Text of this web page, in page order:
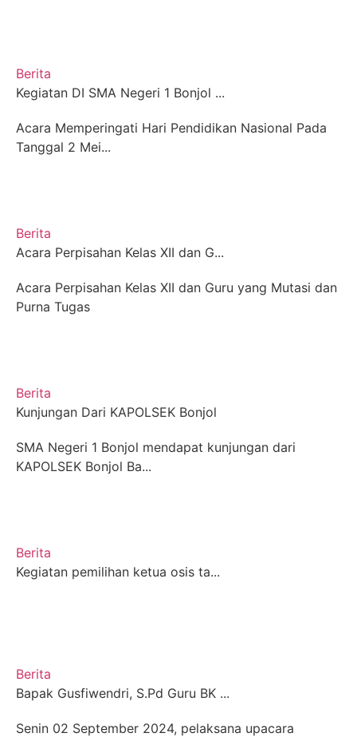
Berita
Kegiatan DI SMA Negeri 1 Bonjol ...
Acara Memperingati Hari Pendidikan Nasional Pada
Tanggal 2 Mei...
Berita
Acara Perpisahan Kelas XII dan G...
Acara Perpisahan Kelas XII dan Guru yang Mutasi dan
Purna Tugas
Berita
Kunjungan Dari KAPOLSEK Bonjol
SMA Negeri 1 Bonjol mendapat kunjungan dari
KAPOLSEK Bonjol Ba...
Berita
Kegiatan pemilihan ketua osis ta...
Berita
Bapak Gusfiwendri, S.Pd Guru BK ...
Senin 02 September 2024, pelaksana upacara